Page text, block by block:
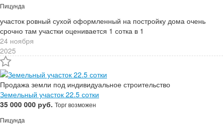
Пицунда
участок ровный сухой оформленный на постройку дома очень
срочно там участки оценивается 1 сотка в 1
24 ноября
2025
Продажа земли под индивидуальное строительство
Земельный участок 22.5 сотки
35 000 000 руб. Торг возможен
Пицунда